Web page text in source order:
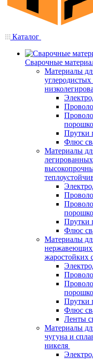
Каталог
Сварочные
Материалы
углеродистых
Прутки
Флюс
Материалы
легированных
Прутки
Флюс
Материалы
жаростойких
Прутки
Флюс
Ленты
Материалы
чугуна и
никеля